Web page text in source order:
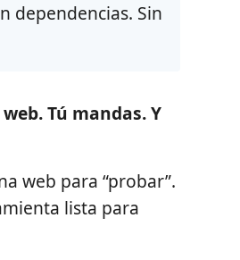
dependencias. Sin
Tú mandas. Y
web para “probar”.
lista para